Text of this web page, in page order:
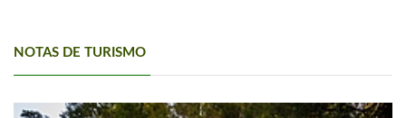
NOTAS DE TURISMO